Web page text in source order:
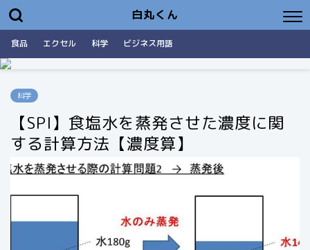
白丸くん
食品 エクセル 科学 ビジネス用語
科学
【SPI】食塩水を蒸発させた濃度に関
する計算方法【濃度算】